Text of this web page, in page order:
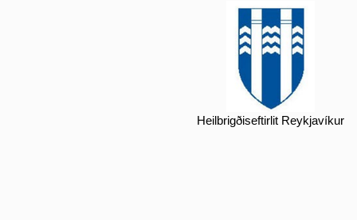
Heilbrigðiseftirlit Reykjavíkur